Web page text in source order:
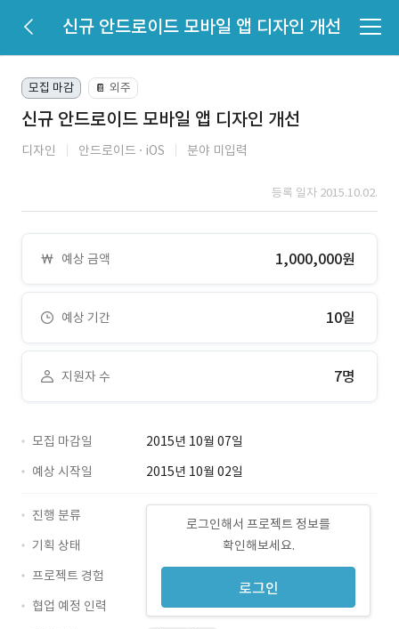
신규 안드로이드 모바일 앱 디자인 개선
모집 마감 📔 외주
신규 안드로이드 모바일 앱 디자인 개선
디자인 안드로이드 iOS 분야 미입력
등록 일자 2015.10.02.
예상 금액 1,000,000원
예상 기간 10일
지원자 수 7명
모집 마감일
2015년 10월 07일
예상 시작일
2015년 10월 02일
로그인해서 프로젝트 정보를
확인해보세요.
로그인
진행 분류
기획 상태
프로젝트 경험
협업 예정 인력